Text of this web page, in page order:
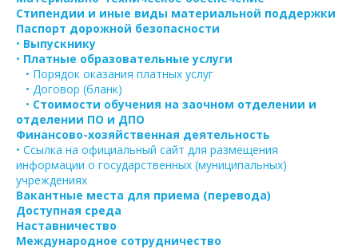
Стипендии и иные виды материальной поддержки
Паспорт дорожной безопасности
• Выпускнику
• Платные образовательные услуги
• Порядок оказания платных услуг
• Договор (бланк)
• Стоимости обучения на заочном отделении и
отделении ПО и ДПО
Финансово-хозяйственная деятельность
• Ссылка на официальный сайт для размещения
информации о государственных (муниципальных)
учреждениях
Вакантные места для приема (перевода)
Доступная среда
Наставничество
Международное сотрудничество